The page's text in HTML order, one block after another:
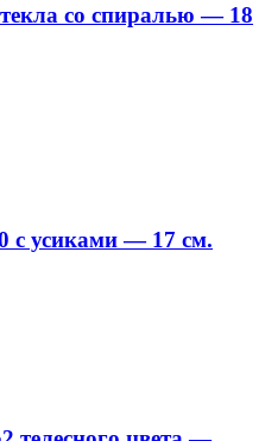
со спиралью — 18
с усиками — 17 см.